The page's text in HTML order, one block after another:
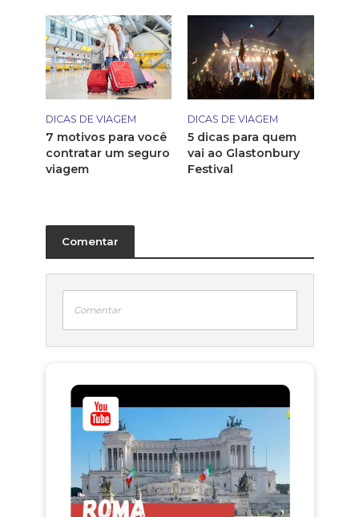
DICAS DE VIAGEM
7 motivos para você
contratar um seguro
viagem
DICAS DE VIAGEM
5 dicas para quem
vai ao Glastonbury
Festival
Comentar
Comentar